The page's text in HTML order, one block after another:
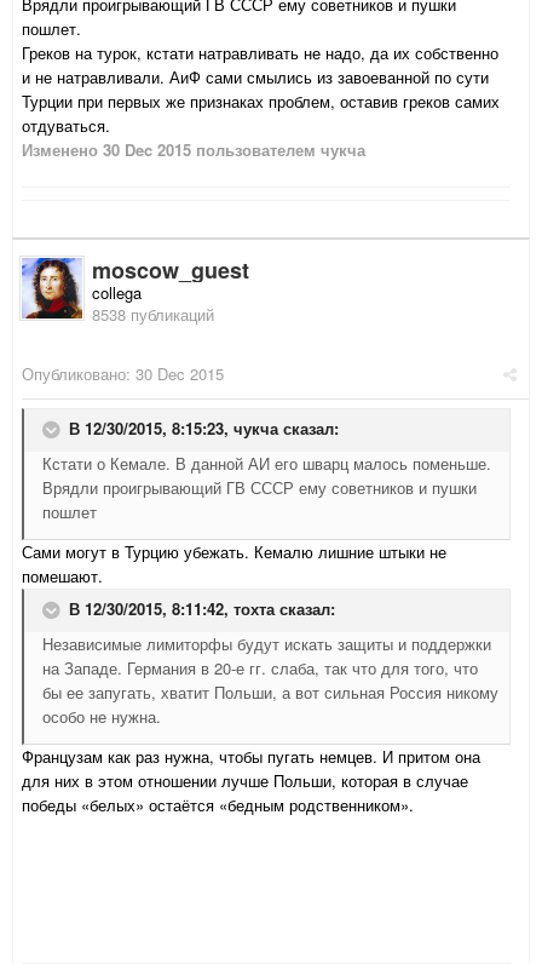
пошлет.
Греков на турок, кстати натравливать не надо, да их собственно
и не натравливали. АиФ сами смылись из завоеванной по сути
Турции при первых же признаках проблем, оставив греков самих
отдуваться.
Изменено 30 Dec 2015 пользователем чукча
moscow_guest
collega
8538 публикаций
Опубликовано: 30 Dec 2015
В 12/30/2015, 8:15:23, чукчасказал:
Кстати о Кемале. В данной АИ его шварц малось поменьше.
Врядли проигрывающий ГВ СССР ему советников и пушки
пошлет
Сами могут в Турцию убежать. Кемалю лишние штыки не
помешают.
В 12/30/2015, 8:11:42, тохтасказал:
Независимые лимиторфы будут искать защиты и поддержки
на Западе. Германия в 20-е гг. слаба, так что для того, что
бы ее запугать, хватит Польши, а вот сильная Россия никому
особо не нужна.
Французам как раз нужна, чтобы пугать немцев. И притом она
для них в этом отношении лучше Польши, которая в случае
победы «белых» остаётся «бедным родственником».